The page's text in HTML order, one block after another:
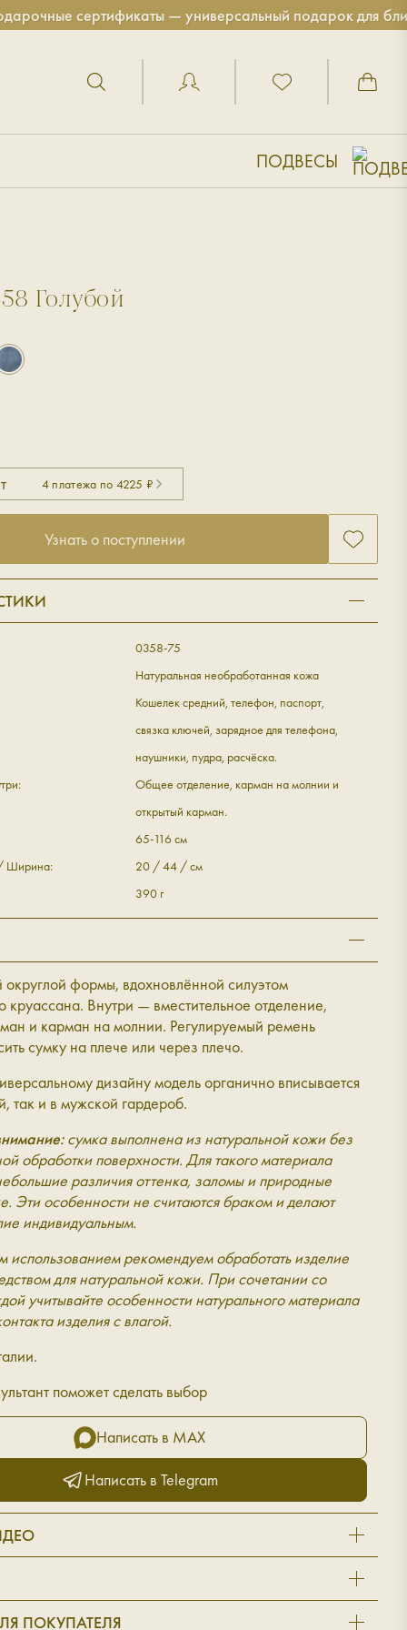
сертификаты — универсальный подарок для близких!
ПОДВЕСЫ
Голубой
4 платежа по 4225 ₽
Узнать о поступлении
0358-75
Натуральная необработанная кожа
Кошелек средний, телефон, паспорт,
связка ключей, зарядное для телефона,
наушники, пудра, расчёска.
Общее отделение, карман на молнии и
открытый карман.
65-116 см
Ширина:
20 / 44 / см
390 г
округлой формы, вдохновлённой силуэтом
круассана. Внутри — вместительное отделение,
и карман на молнии. Регулируемый ремень
сумку на плече или через плечо.
дизайну модель органично вписывается
так и в мужской гардероб.
сумка выполнена из натуральной кожи без
обработки поверхности. Для такого материала
различия оттенка, заломы и природные
Эти особенности не считаются браком и делают
индивидуальным.
использованием рекомендуем обработать изделие
для натуральной кожи. При сочетании со
учитывайте особенности натурального материала
изделия с влагой.
поможет сделать выбор
Написать в MAX
Написать в Telegram
ПОКУПАТЕЛЯ